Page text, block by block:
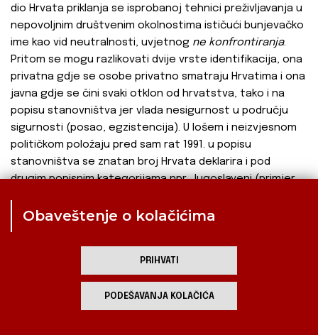
dio Hrvata priklanja se isprobanoj tehnici preživljavanja u
nepovoljnim društvenim okolnostima ističući bunjevačko
ime kao vid neutralnosti, uvjetnog ne konfrontiranja.
Pritom se mogu razlikovati dvije vrste identifikacija, ona
privatna gdje se osobe privatno smatraju Hrvatima i ona
javna gdje se čini svaki otklon od hrvatstva, tako i na
popisu stanovništva jer vlada nesigurnost u području
sigurnosti (posao, egzistencija). U lošem i neizvjesnom
političkom položaju pred sam rat 1991. u popisu
stanovništva se znatan broj Hrvata deklarira i pod
drugim popisnim kategorijama npr. Jugoslaveni (primjer
Jugoslaveni iako su Hrvati u prijašnjim popisima uvijek
činili većinsko stanovništvo i ponovno 2002.), čest slučaj i
s drugim hrvatskim naseljima kao i pod drugim popisnim
Popis stanovništva 2002. godine ustanovio je daljnji
demografski pad hrvatskog stanovništva u Vojvodini.
Obaveštenje o kolačićima
PRIHVATI
PODEŠAVANJA KOLAČIĆA